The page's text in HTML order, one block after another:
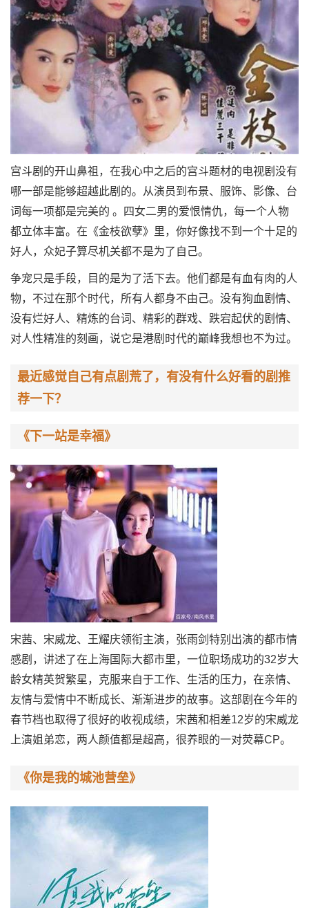
宫斗剧的开山鼻祖，在我心中之后的宫斗题材的电视剧没有
哪一部是能够超越此剧的。从演员到布景、服饰、影像、台
词每一项都是完美的 。四女二男的爱恨情仇，每一个人物
都立体丰富。在《金枝欲孽》里，你好像找不到一个十足的
好人，众妃子算尽机关都不是为了自己。
争宠只是手段，目的是为了活下去。他们都是有血有肉的人
物，不过在那个时代，所有人都身不由己。没有狗血剧情、
没有烂好人、精炼的台词、精彩的群戏、跌宕起伏的剧情、
对人性精准的刻画，说它是港剧时代的巅峰我想也不为过。
最近感觉自己有点剧荒了，有没有什么好看的剧推
荐一下？
《下一站是幸福》
宋茜、宋威龙、王耀庆领衔主演，张雨剑特别出演的都市情
感剧，讲述了在上海国际大都市里，一位职场成功的32岁大
龄女精英贺繁星，克服来自于工作、生活的压力，在亲情、
友情与爱情中不断成长、渐渐进步的故事。这部剧在今年的
春节档也取得了很好的收视成绩，宋茜和相差12岁的宋威龙
上演姐弟恋，两人颜值都是超高，很养眼的一对荧幕CP。
《你是我的城池营垒》